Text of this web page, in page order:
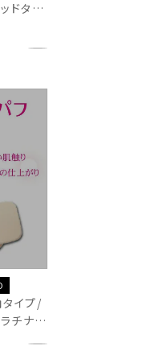
ドタイ
キッド
粧美堂
イプ/
チナナ
メ細